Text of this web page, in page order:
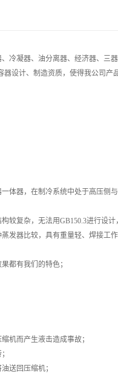
凝器、油分离器、经济器、三
设计、制造资质，使得我公司
器，在制冷系统中处于高压侧
复杂，无法用GB150.3进行设
发器比较，具有重量轻、焊接
都有我们的特色；
机而产生液击造成事故；
送回压缩机；